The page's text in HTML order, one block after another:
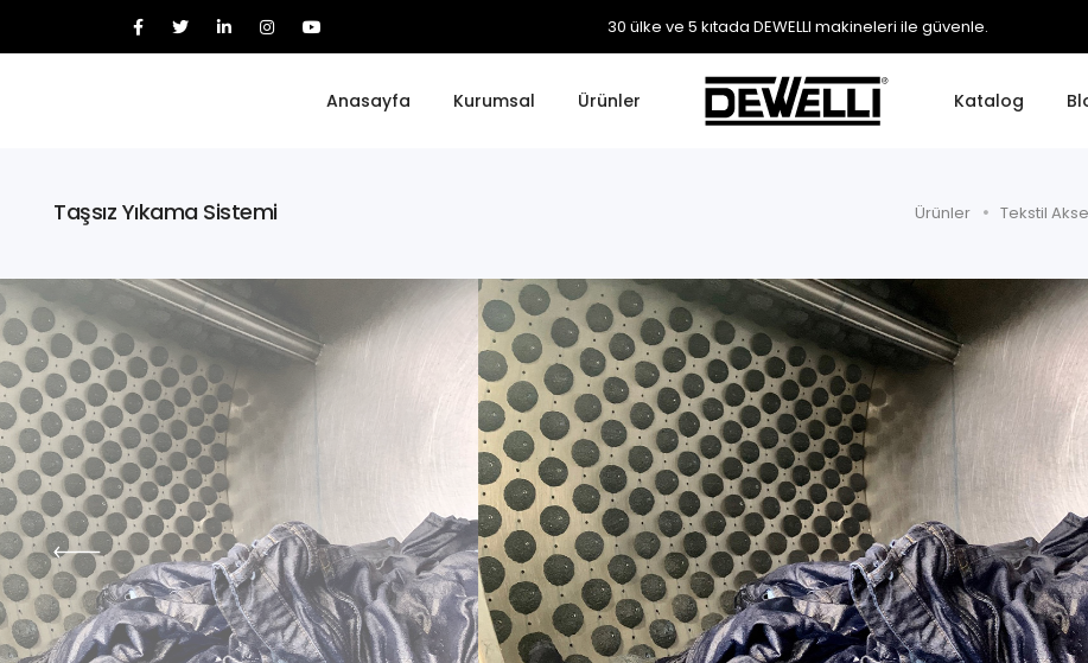
30 ülke ve 5 kıtada DEWELLI makineleri ile güvenle.
Anasayfa Kurumsal Ürünler Katalog
Taşsız Yıkama Sistemi Ürünler Tekstil